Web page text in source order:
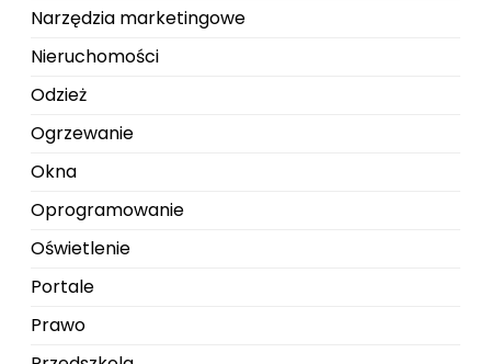
Narzędzia marketingowe
Nieruchomości
Odzież
Ogrzewanie
Okna
Oprogramowanie
Oświetlenie
Portale
Prawo